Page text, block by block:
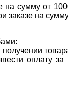
сумму от
заказе на
оплату